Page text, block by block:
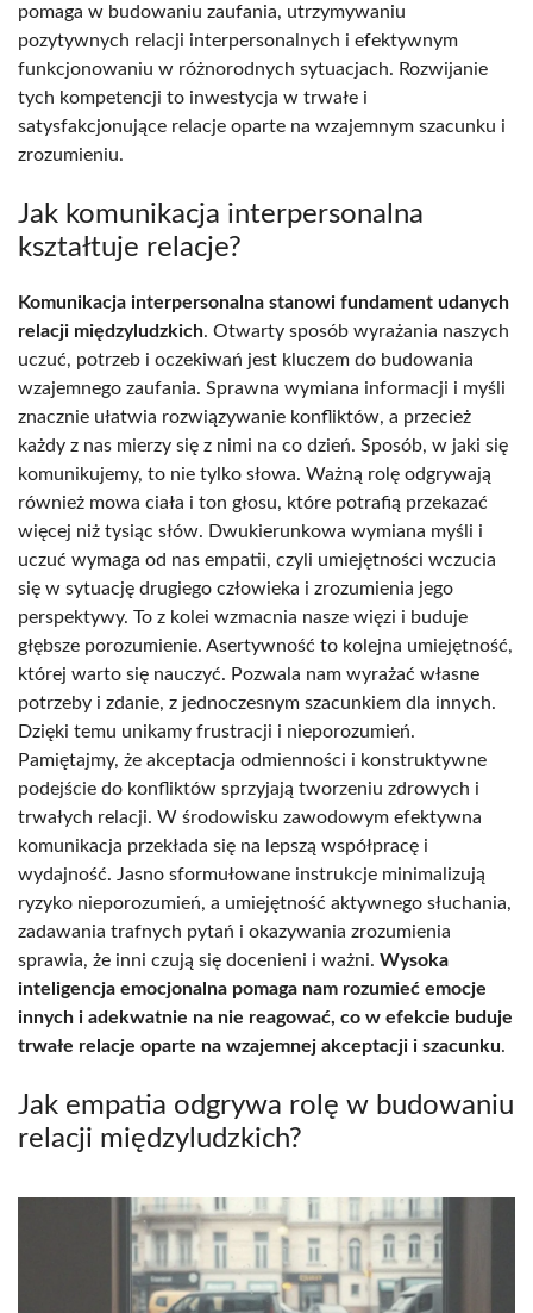
pomaga w budowaniu zaufania, utrzymywaniu
pozytywnych relacji interpersonalnych i efektywnym
funkcjonowaniu w różnorodnych sytuacjach. Rozwijanie
tych kompetencji to inwestycja w trwałe i
satysfakcjonujące relacje oparte na wzajemnym szacunku i
zrozumieniu.
Jak komunikacja interpersonalna
kształtuje relacje?
Komunikacja interpersonalna stanowi fundament udanych
relacji międzyludzkich. Otwarty sposób wyrażania naszych
uczuć, potrzeb i oczekiwań jest kluczem do budowania
wzajemnego zaufania. Sprawna wymiana informacji i myśli
znacznie ułatwia rozwiązywanie konfliktów, a przecież
każdy z nas mierzy się z nimi na co dzień. Sposób, w jaki się
komunikujemy, to nie tylko słowa. Ważną rolę odgrywają
również mowa ciała i ton głosu, które potrafią przekazać
więcej niż tysiąc słów. Dwukierunkowa wymiana myśli i
uczuć wymaga od nas empatii, czyli umiejętności wczucia
się w sytuację drugiego człowieka i zrozumienia jego
perspektywy. To z kolei wzmacnia nasze więzi i buduje
głębsze porozumienie. Asertywność to kolejna umiejętność,
której warto się nauczyć. Pozwala nam wyrażać własne
potrzeby i zdanie, z jednoczesnym szacunkiem dla innych.
Dzięki temu unikamy frustracji i nieporozumień.
Pamiętajmy, że akceptacja odmienności i konstruktywne
podejście do konfliktów sprzyjają tworzeniu zdrowych i
trwałych relacji. W środowisku zawodowym efektywna
komunikacja przekłada się na lepszą współpracę i
wydajność. Jasno sformułowane instrukcje minimalizują
ryzyko nieporozumień, a umiejętność aktywnego słuchania,
zadawania trafnych pytań i okazywania zrozumienia
sprawia, że inni czują się docenieni i ważni. Wysoka
inteligencja emocjonalna pomaga nam rozumieć emocje
innych i adekwatnie na nie reagować, co w efekcie buduje
trwałe relacje oparte na wzajemnej akceptacji i szacunku.
Jak empatia odgrywa rolę w budowaniu
relacji międzyludzkich?